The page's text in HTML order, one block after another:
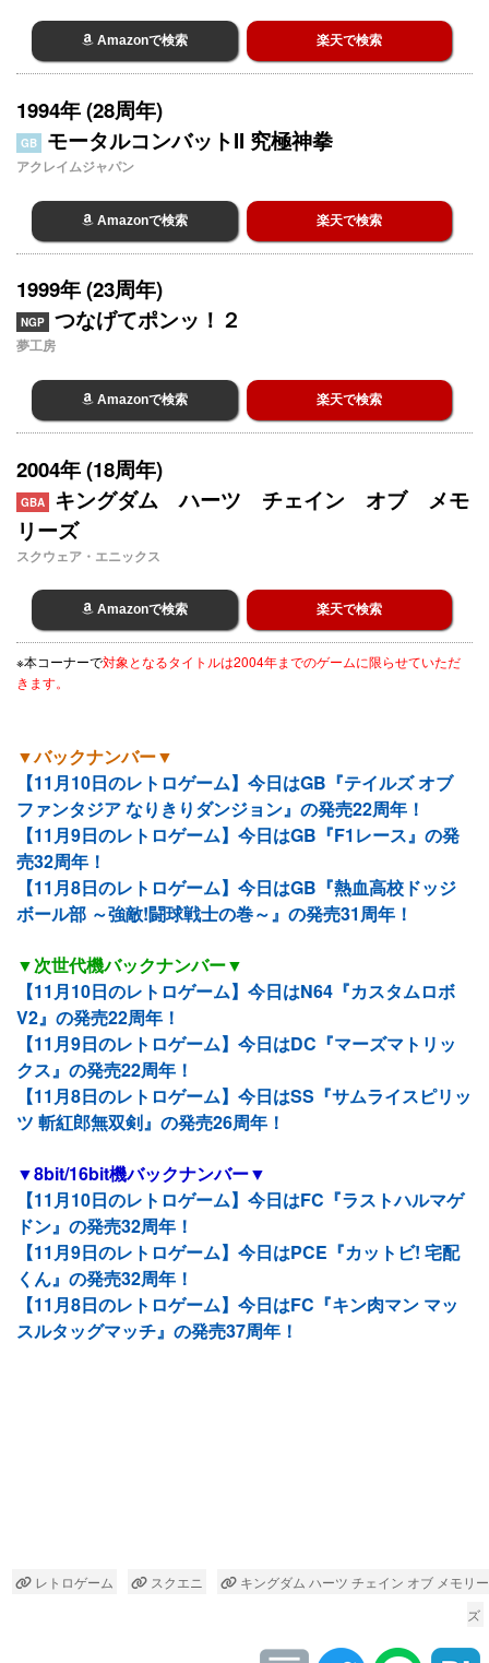
Amazonで検索 楽天で検索
1994年 (28周年)
GB モータルコンバットII 究極神拳
アクレイムジャパン
Amazonで検索 楽天で検索
1999年 (23周年)
NGP つなげてポンッ！２
夢工房
Amazonで検索 楽天で検索
2004年 (18周年)
GBA
キングダム ハーツ チェイン オブ メモ
リーズ
スクウェア・エニックス
Amazonで検索 楽天で検索
※本コーナーで対象となるタイトルは2004年までのゲームに限らせていただ
きます。
▼バックナンバー▼
【11月10日のレトロゲーム】今日はGB『テイルズ オブ
ファンタジア なりきりダンジョン』の発売22周年！
【11月9日のレトロゲーム】今日はGB『F1レース』の発
売32周年！
【11月8日のレトロゲーム】今日はGB『熱血高校ドッジ
ボール部 ～強敵!闘球戦士の巻～』の発売31周年！
▼次世代機バックナンバー▼
【11月10日のレトロゲーム】今日はN64『カスタムロボ
V2』の発売22周年！
【11月9日のレトロゲーム】今日はDC『マーズマトリッ
クス』の発売22周年！
【11月8日のレトロゲーム】今日はSS『サムライスピリッ
ツ 斬紅郎無双剣』の発売26周年！
▼8bit/16bit機バックナンバー▼
【11月10日のレトロゲーム】今日はFC『ラストハルマゲ
ドン』の発売32周年！
【11月9日のレトロゲーム】今日はPCE『カットビ! 宅配
くん』の発売32周年！
【11月8日のレトロゲーム】今日はFC『キン肉マン マッ
スルタッグマッチ』の発売37周年！
レトロゲーム スクエニ
キングダム ハーツ チェイン オブ メモリー
ズ